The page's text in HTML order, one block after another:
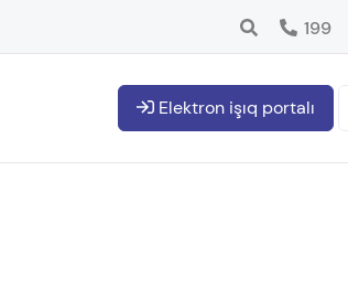
199
Elektron işıq portalı